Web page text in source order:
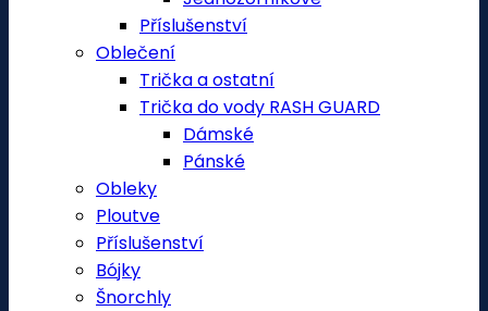
Příslušenství
Oblečení
Trička a ostatní
Trička do vody RASH GUARD
Dámské
Pánské
Obleky
Ploutve
Příslušenství
Bójky
Šnorchly